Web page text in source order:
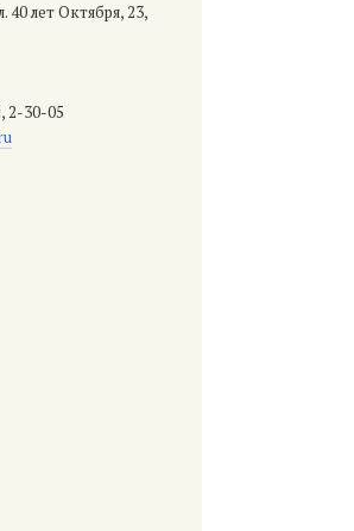
40 лет Октября, 23,
2-30-05